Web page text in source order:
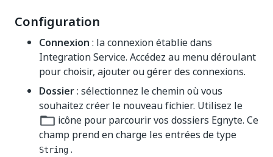
Configuration
Connexion : la connexion établie dans
Integration Service. Accédez au menu déroulant
pour choisir, ajouter ou gérer des connexions.
Dossier: sélectionnez le chemin où vous
souhaitez créer le nouveau fichier. Utilisez le
icône pour parcourir vos dossiers Egnyte. Ce
champ prend en charge les entrées de type
String .